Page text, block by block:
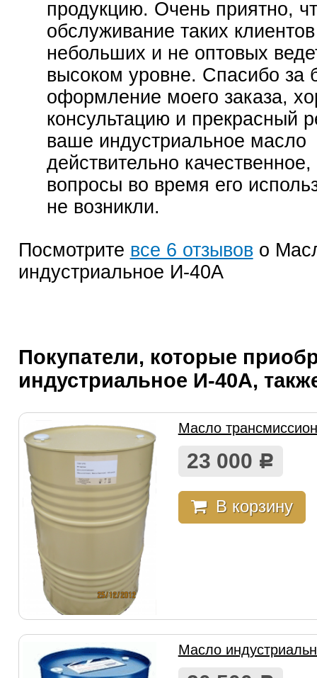
продукцию. Очень приятно,
обслуживание таких
небольших и не оптовых
высоком уровне. Спасибо за
оформление моего заказа,
консультацию и прекрасный
ваше индустриальное масло
действительно качественное,
вопросы во время его
не возникли.
Посмотрите все 6 отзывово
индустриальное И-40А
Покупатели, которые
индустриальное И-40А,
Масло
23 000 Р
В корзину
Масло